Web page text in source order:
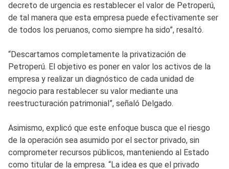
decreto de urgencia es restablecer el valor de Petroperú,
de tal manera que esta empresa puede efectivamente ser
de todos los peruanos, como siempre ha sido”, resaltó.
“Descartamos completamente la privatización de
Petroperú. El objetivo es poner en valor los activos de la
empresa y realizar un diagnóstico de cada unidad de
negocio para restablecer su valor mediante una
reestructuración patrimonial”, señaló Delgado.
Asimismo, explicó que este enfoque busca que el riesgo
de la operación sea asumido por el sector privado, sin
comprometer recursos públicos, manteniendo al Estado
como titular de la empresa. “La idea es que el privado